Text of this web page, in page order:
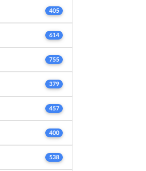
405
614
755
379
457
400
538